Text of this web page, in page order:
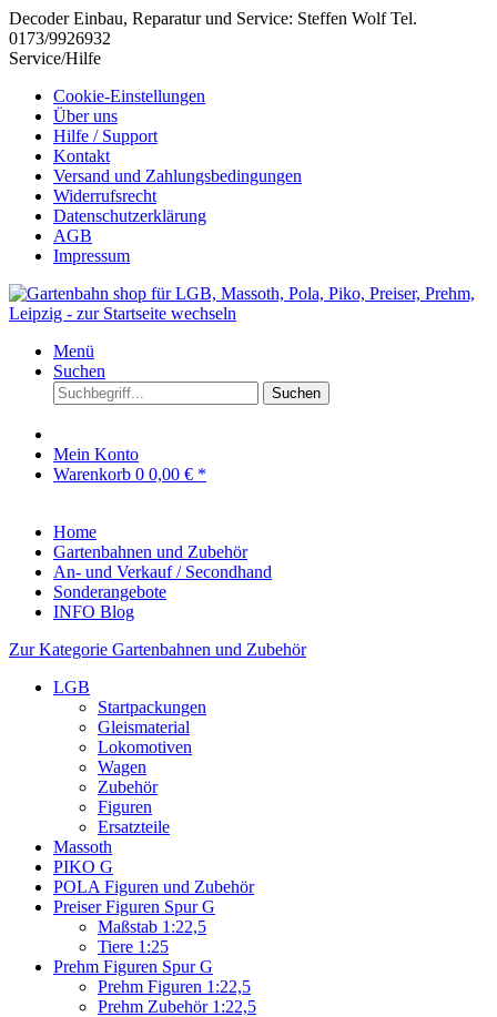
Decoder Einbau, Reparatur und Service: Steffen Wolf Tel.
0173/9926932
Service/Hilfe
Cookie-Einstellungen
Über uns
Hilfe / Support
Kontakt
Versand und Zahlungsbedingungen
Widerrufsrecht
Datenschutzerklärung
AGB
Impressum
Menü
Suchen
Suchen
Mein Konto
Warenkorb 0 0,00 € *
Home
Gartenbahnen und Zubehör
An- und Verkauf / Secondhand
Sonderangebote
INFO Blog
Zur Kategorie Gartenbahnen und Zubehör
LGB
Startpackungen
Gleismaterial
Lokomotiven
Wagen
Zubehör
Figuren
Ersatzteile
Massoth
PIKO G
POLA Figuren und Zubehör
Preiser Figuren Spur G
Maßstab 1:22,5
Tiere 1:25
Prehm Figuren Spur G
Prehm Figuren 1:22,5
Prehm Zubehör 1:22,5